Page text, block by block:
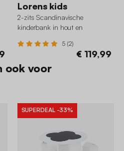
Lorens kids
2-zits Scandinavische
kinderbank in hout en
5 (2)
€ 119,99
ook voor
SUPERDEAL -33%